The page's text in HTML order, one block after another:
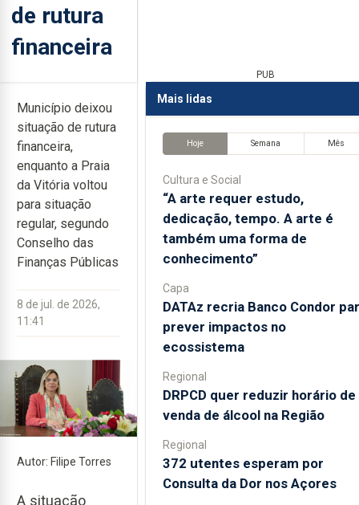
de rutura
financeira
Município deixou
situação de rutura
financeira,
enquanto a Praia
da Vitória voltou
para situação
regular, segundo
Conselho das
Finanças Públicas
8 de jul. de 2026,
11:41
Autor: Filipe Torres
A situação
PUB
Mais lidas
Hoje Semana Mês
Cultura e Social
“A arte requer estudo,
dedicação, tempo. A arte é
também uma forma de
conhecimento”
Capa
DATAz recria Banco Condor
prever impactos no
ecossistema
Regional
DRPCD quer reduzir horário de
venda de álcool na Região
Regional
372 utentes esperam por
Consulta da Dor nos Açores